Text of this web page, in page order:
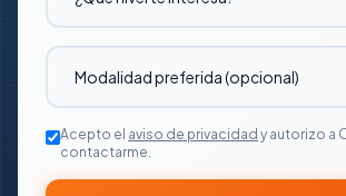
Acepto el aviso de privacidad y autorizo a
contactarme.